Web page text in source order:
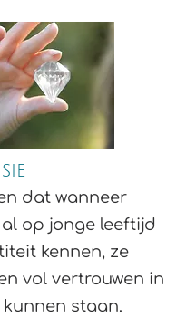
dat wanneer
op jonge leeftijd
kennen, ze
vol vertrouwen in
kunnen staan.